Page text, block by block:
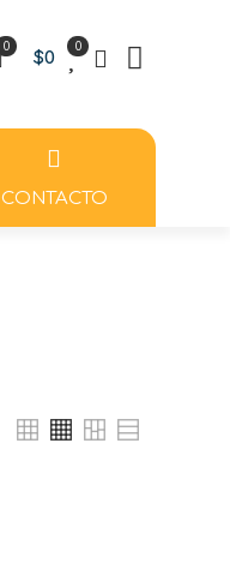
0
$0
0
CONTACTO